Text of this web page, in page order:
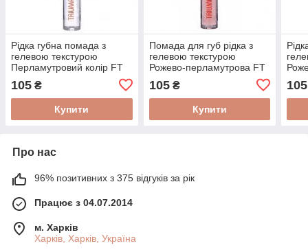
Рідка губна помада з
гелевою текстурою
Перламутровий колір FT
105 ₴
Купити
Помада для губ рідка з
гелевою текстурою
Рожево-перламутрова FT
105₴
Купити
105
Про нас
96% позитивних з 375 відгуків за рік
Працює з 04.07.2014
м. Харків
Харків, Харків, Україна